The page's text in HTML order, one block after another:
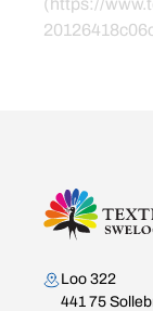
Kontakta oss
Loo 322
441 75